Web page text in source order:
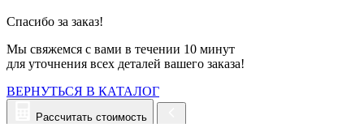
Спасибо за заказ!
Мы свяжемся с вами в течении 10 минут
для уточнения всех деталей вашего заказа!
ВЕРНУТЬСЯ В КАТАЛОГ
Рассчитать стоимость